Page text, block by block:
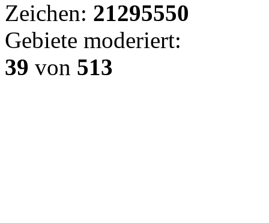
Zeichen: 21295550
Gebiete moderiert:
39 von 513